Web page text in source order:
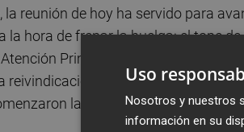
la reunión de hoy ha servido para
la hora de frenar la huelga: el tope
Primaria. Si bien en la
reivindicación, quedando pendiente
las negociaciones- ya se
Uso
Nosotros y nuestros
información en su